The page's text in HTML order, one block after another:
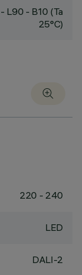
L90 - B10 (Ta
25°C)
220 - 240
LED
DALI-2